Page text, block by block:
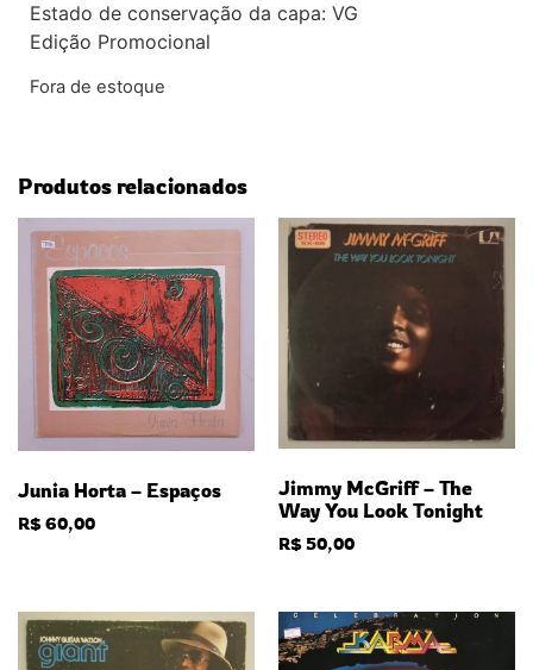
Estado de conservação da capa: VG
Edição Promocional
Fora de estoque
Produtos relacionados
Junia Horta – Espaços
R$60,00
Jimmy McGriff – The
Way You Look Tonight
R$50,00